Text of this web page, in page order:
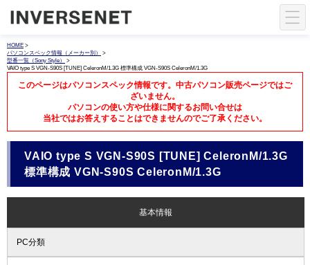
HOME >
パソコンスペック情報（メーカー別）
>
型番一覧（Sony Style）
>
VAIO type S VGN-S90S [TUNE] CeleronM/1.3G 標準構成 VGN-S90S CeleronM/1.3G
このページはパソコンスペック情報です。中古パソコン販売ページではご
ざいません。
パソコンの使い方や仕様に関するお問い合せは
当社ではお答えすることはできませんのでご了承ください。
VAIO type S VGN-S90S [TUNE] CeleronM/1.3G
標準構成 VGN-S90S CeleronM/1.3G
基本情報
PC分類